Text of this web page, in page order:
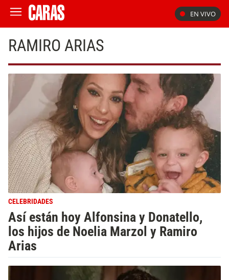
EN VIVO
RAMIRO ARIAS
CELEBRIDADES
Así están hoy Alfonsina y Donatello,
los hijos de Noelia Marzol y Ramiro
Arias